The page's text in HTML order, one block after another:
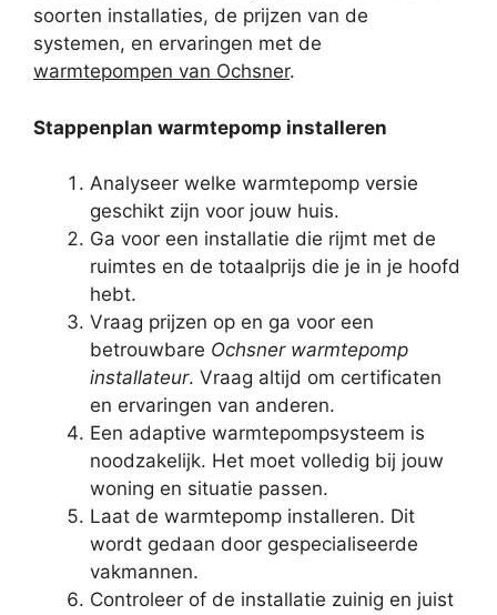
soorten installaties, de prijzen van de
systemen, en ervaringen met de
warmtepompen van Ochsner.
Stappenplan warmtepomp installeren
Analyseer welke warmtepomp versie
geschikt zijn voor jouw huis.
Ga voor een installatie die rijmt met de
ruimtes en de totaalprijs die je in je hoofd
hebt.
Vraag prijzen op en ga voor een
betrouwbare Ochsner warmtepomp
installateur. Vraag altijd om certificaten
en ervaringen van anderen.
Een adaptive warmtepompsysteem is
noodzakelijk. Het moet volledig bij jouw
woning en situatie passen.
Laat de warmtepomp installeren. Dit
wordt gedaan door gespecialiseerde
vakmannen.
Controleer of de installatie zuinig en juist